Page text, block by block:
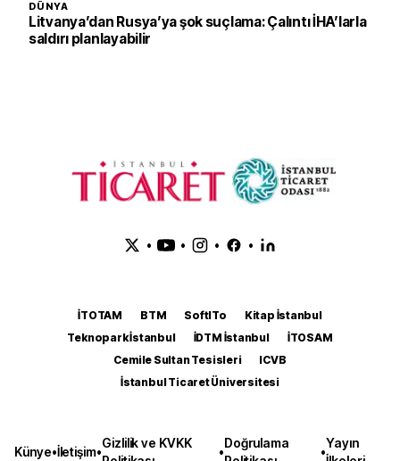
DÜNYA
Litvanya’dan Rusya’ya şok suçlama: Çalıntı İHA’larla
saldırı planlayabilir
• • • •
İTOTAM BTM SoftITo
Kitap İstanbul
Teknopark İstanbul
İDTM İstanbul
İTOSAM
Cemile Sultan Tesisleri
ICVB
İstanbul Ticaret Üniversitesi
Künye•İletişim•
Gizlilik ve KVKK
•
Doğrulama
•
Yayın